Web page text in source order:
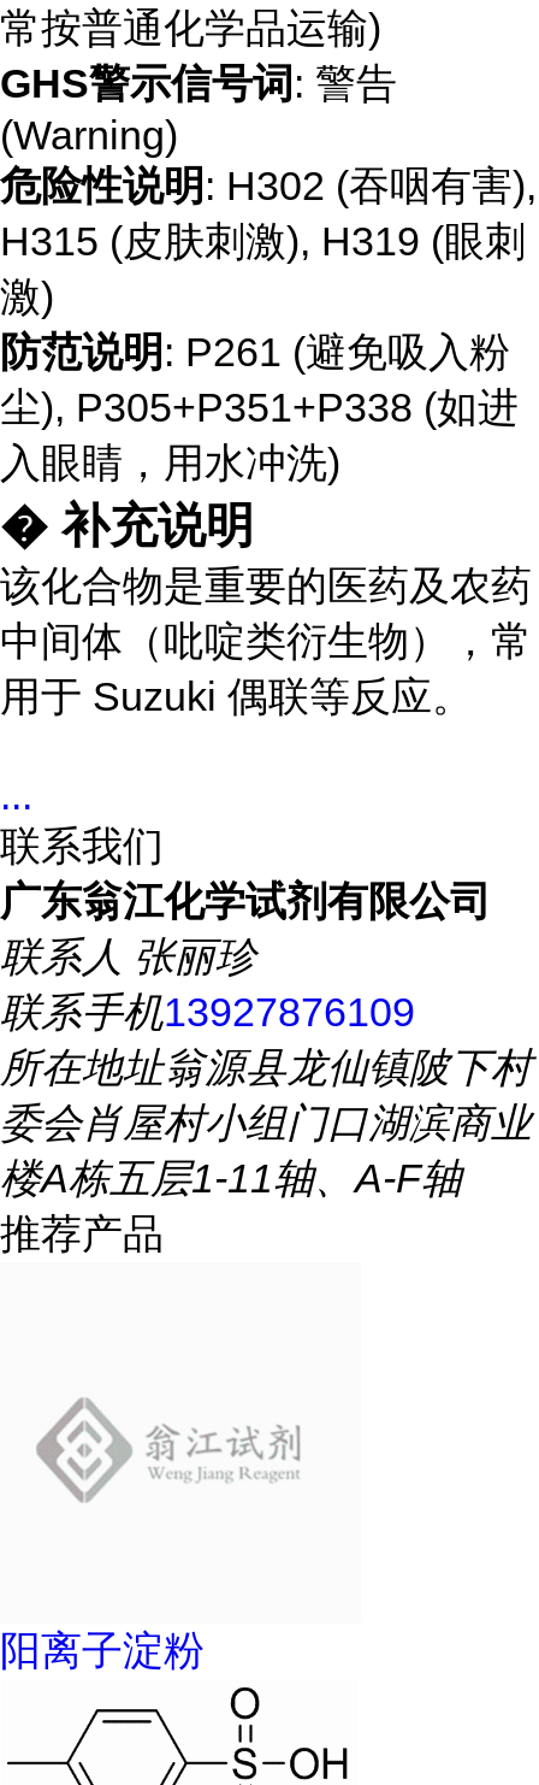
常按普通化学品运输)
GHS警示信号词 : 警告
(Warning)
危险性说明 : H302 (吞咽有害),
H315 (皮肤刺激), H319 (眼刺
激)
防范说明 : P261 (避免吸入粉
尘), P305+P351+P338 (如进
入眼睛，用水冲洗)
� 补充说明
该化合物是重要的医药及农药
中间体（吡啶类衍生物），常
用于 Suzuki 偶联等反应。
...
联系我们
广东翁江化学试剂有限公司
联系人 张丽珍
联系手机13927876109
所在地址翁源县龙仙镇陂下村
委会肖屋村小组门口湖滨商业
楼A栋五层1-11轴、A-F轴
推荐产品
阳离子淀粉